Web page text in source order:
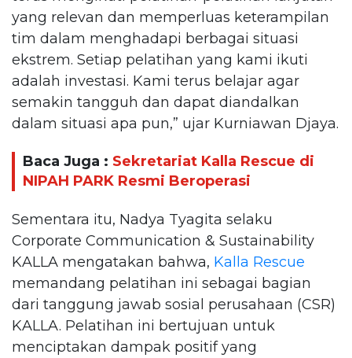
yang relevan dan memperluas keterampilan
tim dalam menghadapi berbagai situasi
ekstrem. Setiap pelatihan yang kami ikuti
adalah investasi. Kami terus belajar agar
semakin tangguh dan dapat diandalkan
dalam situasi apa pun,” ujar Kurniawan Djaya.
Baca Juga : Sekretariat Kalla Rescue di
NIPAH PARK Resmi Beroperasi
Sementara itu, Nadya Tyagita selaku
Corporate Communication & Sustainability
KALLA mengatakan bahwa, Kalla Rescue
memandang pelatihan ini sebagai bagian
dari tanggung jawab sosial perusahaan (CSR)
KALLA. Pelatihan ini bertujuan untuk
menciptakan dampak positif yang